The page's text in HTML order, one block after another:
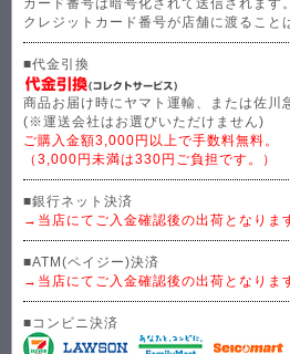
クレジットカード番号が店舗に渡ること
■代金引換
商品お届け時にヤマト運輸、または佐川
(※運送会社はお選びいただけません)
ご購入金額3,000円以上で手数料無料。
（3,000円未満は330円ご負担です。）
■銀行ネット決済
→当店にてご入金確認後の出荷となりま
■ATM(ペイジー)決済
→当店にてご入金確認後の出荷となりま
■コンビニ決済